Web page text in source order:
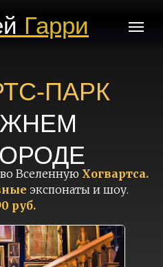
Гарри
Вселенную Хогвартса.
экспонаты и шоу.
руб.
ПАРК